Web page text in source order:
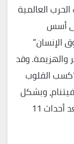
العالمية
أسس
الإنسان”
والهزيمة. وقد
القلوب
وبشكل
أوضح في حربي العراق وأفغانستان بعد أحداث 11